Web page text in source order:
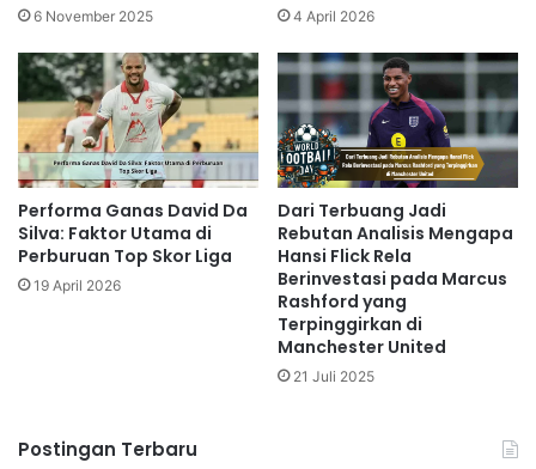
6 November 2025 4 April 2026
Performa Ganas David Da
Silva: Faktor Utama di
Perburuan Top Skor Liga
19 April 2026
Dari Terbuang Jadi
Rebutan Analisis Mengapa
Hansi Flick Rela
Berinvestasi pada Marcus
Rashford yang
Terpinggirkan di
Manchester United
21 Juli 2025
Postingan Terbaru